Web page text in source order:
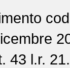
43 l.r.